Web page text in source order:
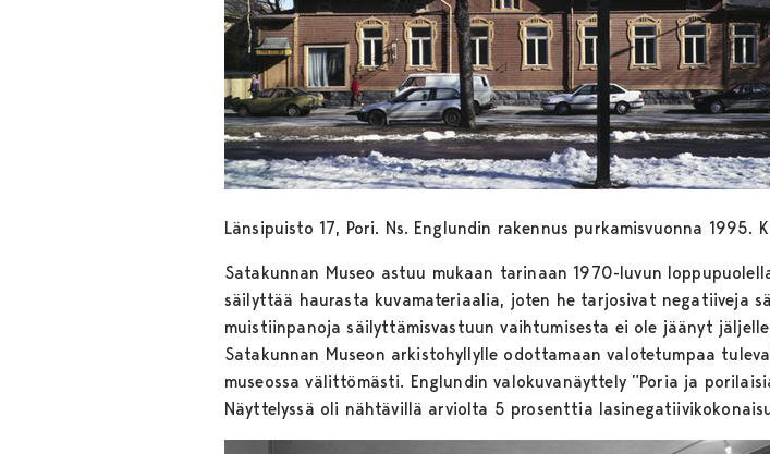
Länsipuisto 17, Pori. Ns. Englundin rakennus purkamisvuonna 1995.
Satakunnan Museo astuu mukaan tarinaan 1970-luvun
säilyttää haurasta kuvamateriaalia, joten he tarjosivat negatiiveja
muistiinpanoja säilyttämisvastuun vaihtumisesta ei ole jäänyt
Satakunnan Museon arkistohyllylle odottamaan valotetumpaa
museossa välittömästi. Englundin valokuvanäyttely ”Poria ja
Näyttelyssä oli nähtävillä arviolta 5 prosenttia